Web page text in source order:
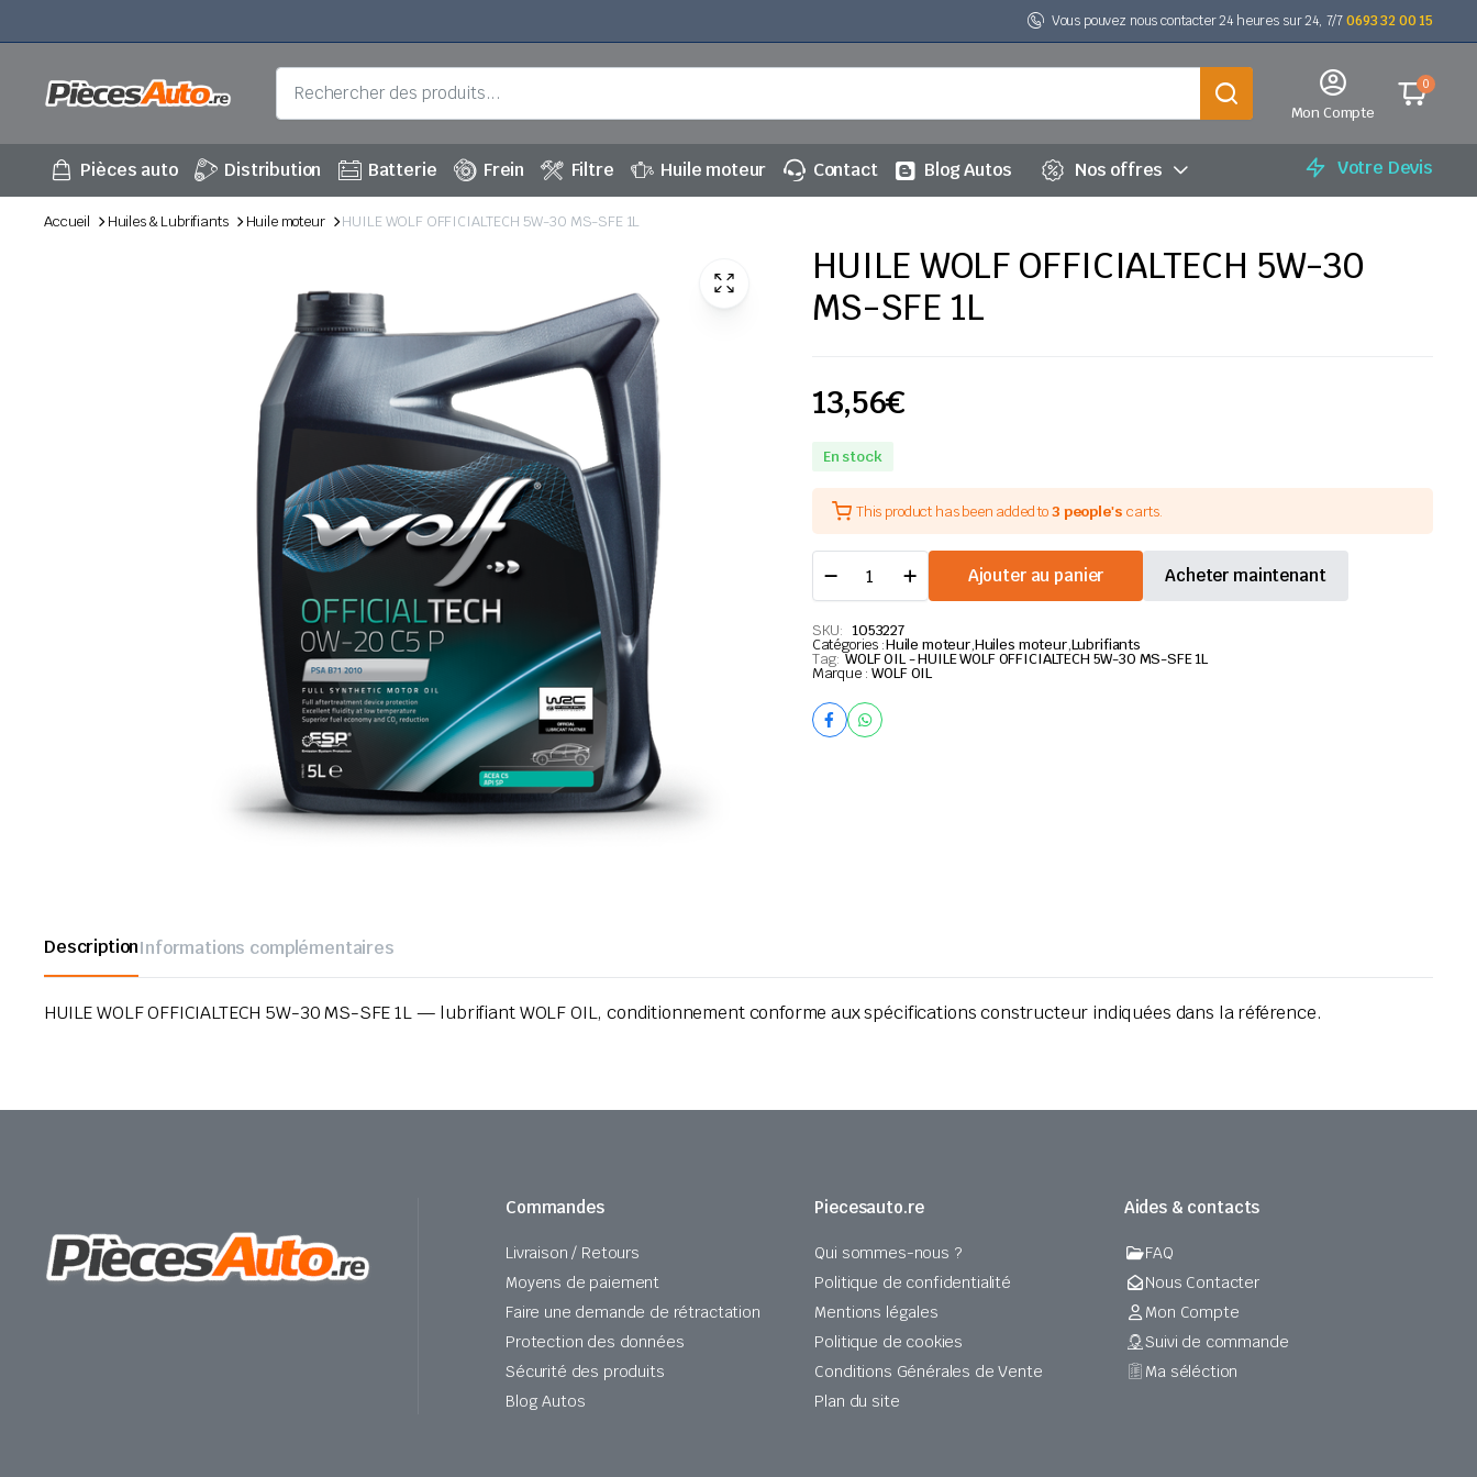
Vous pouvez nous contacter 24 heures sur 24, 7/70693 32 00 15
Mon Compte
0
Pièces auto Distribution Batterie Frein Filtre Huile moteur Contact Blog Autos Nos offres Votre Devis
Accueil Huiles & Lubrifiants Huile moteur HUILE WOLF OFFICIALTECH 5W-30 MS-SFE 1L
HUILE WOLF OFFICIALTECH 5W-30
MS-SFE 1L
13,56€
En stock
This product has been added to3 people's carts.
WOLF
OFFICIALTECH
5W-
30
MS-
1L
quantité
Ajouter au panier Acheter maintenant
SKU: 1053227
Catégories :Huile moteur,Huiles moteur,Lubrifiants
Tag: WOLF OIL - HUILE WOLF OFFICIALTECH 5W-30 MS-SFE 1L
Marque :WOLF OIL
DescriptionInformations complémentaires
HUILE WOLF OFFICIALTECH 5W-30 MS-SFE 1L — lubrifiant WOLF OIL, conditionnement conforme aux spécifications constructeur indiquées dans la référence.
Commandes
Livraison / Retours
Moyens de paiement
Faire une demande de rétractation
Protection des données
Sécurité des produits
Blog Autos
Piecesauto.re
Qui sommes-nous ?
Politique de confidentialité
Mentions légales
Politique de cookies
Conditions Générales de Vente
Plan du site
Aides & contacts
FAQ
Nous Contacter
Mon Compte
Suivi de commande
Ma séléction